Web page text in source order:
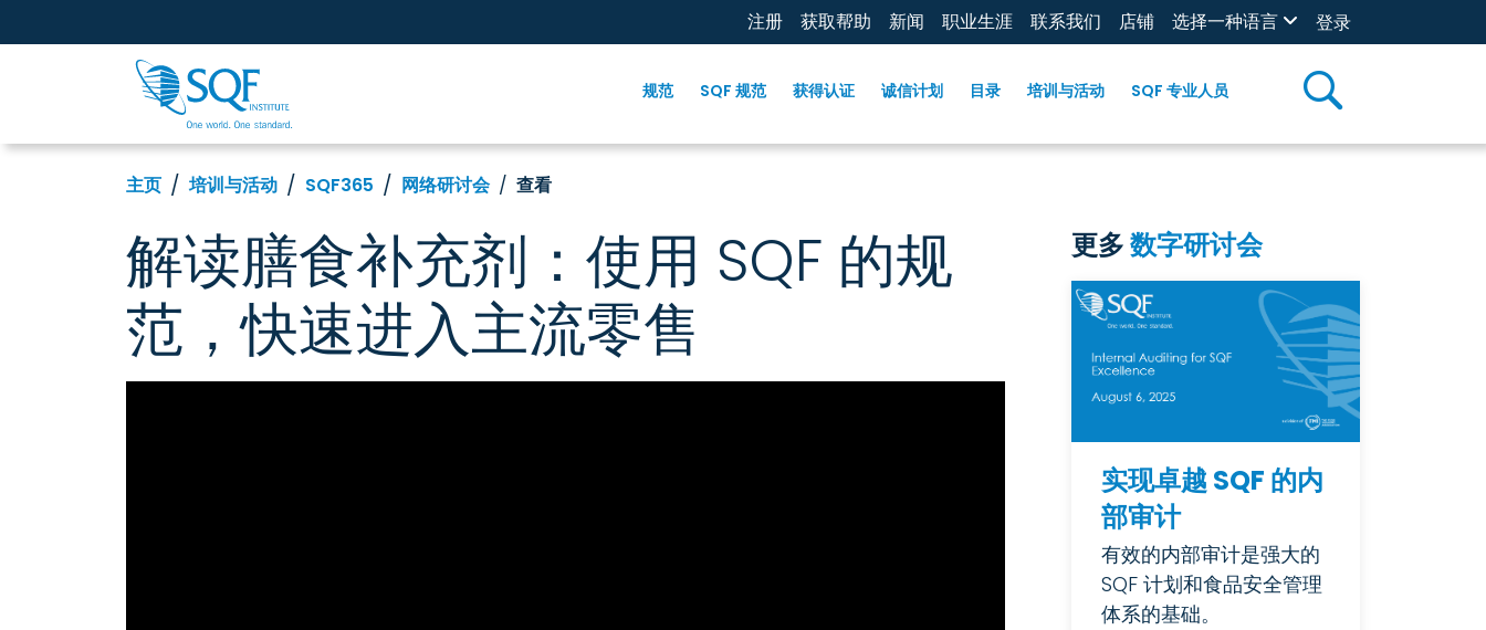
注册 获取帮助 新闻 职业生涯 联系我们 店铺 选择一种语言 登录
规范 SQF 规范 获得认证 诚信计划 目录 培训与活动 SQF 专业人员
主页 培训与活动 SQF365 网络研讨会 查看
解读膳食补充剂：使用 SQF 的规
范，快速进入主流零售
更多数字研讨会
实现卓越 SQF 的内
部审计
有效的内部审计是强大的
SQF 计划和食品安全管理
体系的基础。